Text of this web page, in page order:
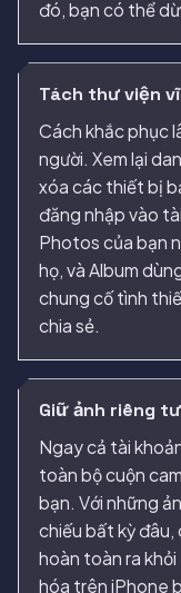
đó, bạn có thể
Tách thư viện
Cách khắc phục
người. Xem lại
xóa các thiết bị
đăng nhập vào
Photos của bạn
họ, và Album
chung cố tình
chia sẻ.
Giữ ảnh riêng
Ngay cả tài
toàn bộ cuộn
bạn. Với những
chiếu bất kỳ đâu,
hoàn toàn ra
hóa trên iPhone